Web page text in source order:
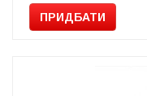
ПРИДБАТИ